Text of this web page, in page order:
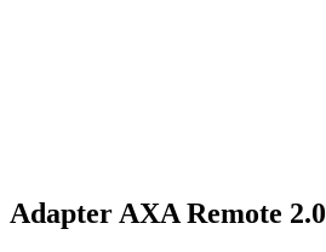
Adapter AXA Remote 2.0